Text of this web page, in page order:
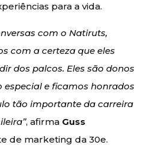
para a vida.
com o Natiruts,
com a certeza que eles
dos palcos. Eles são donos
e ficamos honrados
tão importante da carreira
, afirma Guss
de marketing da 30e.